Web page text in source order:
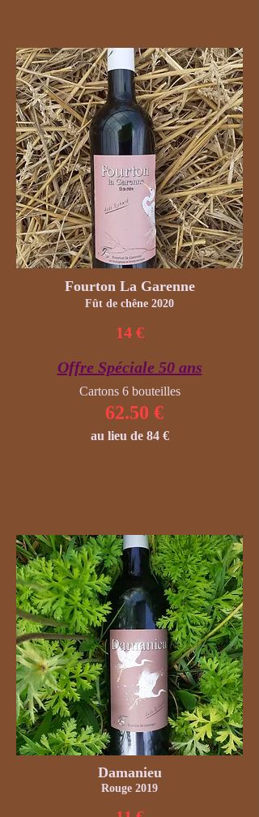
Fourton La Garenne
Fût de chêne 2020
14 €
Offre Spéciale 50 ans
Cartons 6 bouteilles
62.50 €
au lieu de 84 €
Damanieu
Rouge 2019